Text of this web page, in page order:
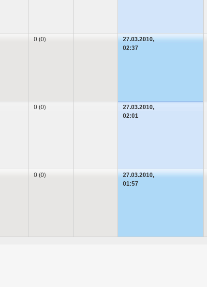
0 (0)
27.03.2010,
02:37
0 (0)
27.03.2010,
02:01
0 (0)
27.03.2010,
01:57